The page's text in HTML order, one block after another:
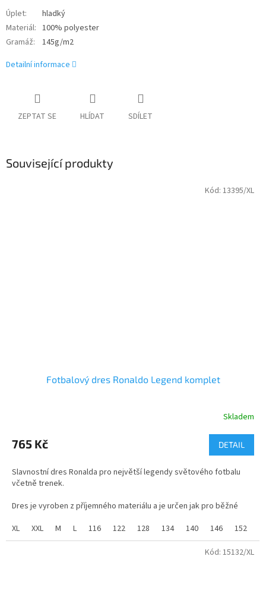
Úplet:
hladký
Materiál: 100% polyester
Gramáž:
145g/m2
Detailní informace
ZEPTAT SE HLÍDAT SDÍLET
Související produkty
Fotbalový dres Ronaldo Legend komplet
produktu
je
z
5
Skladem
765 Kč DETAIL
Slavnostní dres Ronalda pro největší legendy světového fotbalu
včetně trenek.
Dres je vyroben z příjemného materiálu a je určen jak pro běžné
- Fotbalový dres „Ronaldo Legend“ — stylová replika v atletickém
střihu s potiskem RONALDO a číslem 7 na zádech. Lehký a prodyšný
XL XXL M L 116 122 128 134 140 146 152
Kód: 13395/XL
Kód: 15132/XL